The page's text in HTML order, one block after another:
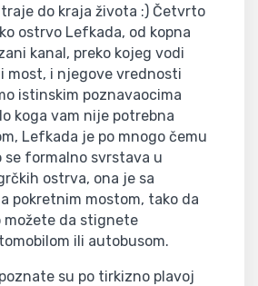
do kraja života :) Četvrto
ostrvo Lefkada, od kopna
kanal, preko kojeg vodi
most, i njegove vrednosti
istinskim poznavaocima
koga vam nije potrebna
Lefkada je po mnogo čemu
se formalno svrstava u
ostrva, ona je sa
pokretnim mostom, tako da
možete da stignete
ili autobusom.
su po tirkizno plavoj